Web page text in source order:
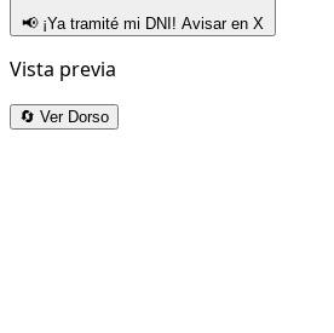
📢 ¡Ya tramité mi DNI! Avisar en X
Vista previa
🔄 Ver Dorso